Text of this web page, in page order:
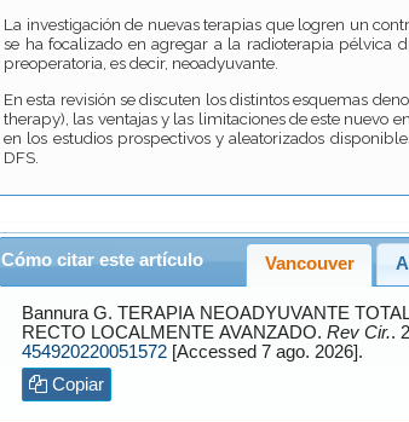
La investigación de nuevas terapias que logren un
se ha focalizado en agregar a la radioterapia pélvica
preoperatoria, es decir, neoadyuvante.
En esta revisión se discuten los distintos esquemas
therapy), las ventajas y las limitaciones de este nuevo
en los estudios prospectivos y aleatorizados
DFS.
Cómo citar este artículo Vancouver
BannuraG. TERAPIA NEOADYUVANTE TOTAL (TNT) EN EL MANEJO DEL CÁNCER DE
RECTO LOCALMENTE AVANZADO. Rev Cir.
454920220051572
[Accessed 7 ago. 2026].
Copiar